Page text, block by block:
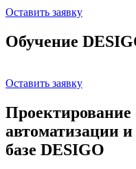
Оставить заявку
Обучение
Оставить заявку
Проектирование
автоматизации
базе DESIGO